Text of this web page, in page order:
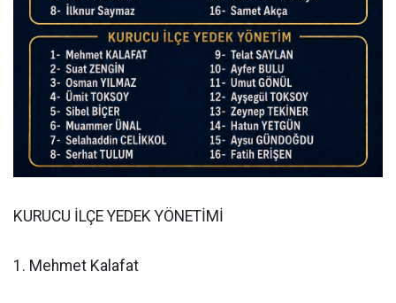
KURUCU İLÇE YEDEK YÖNETİMİ
1. Mehmet Kalafat